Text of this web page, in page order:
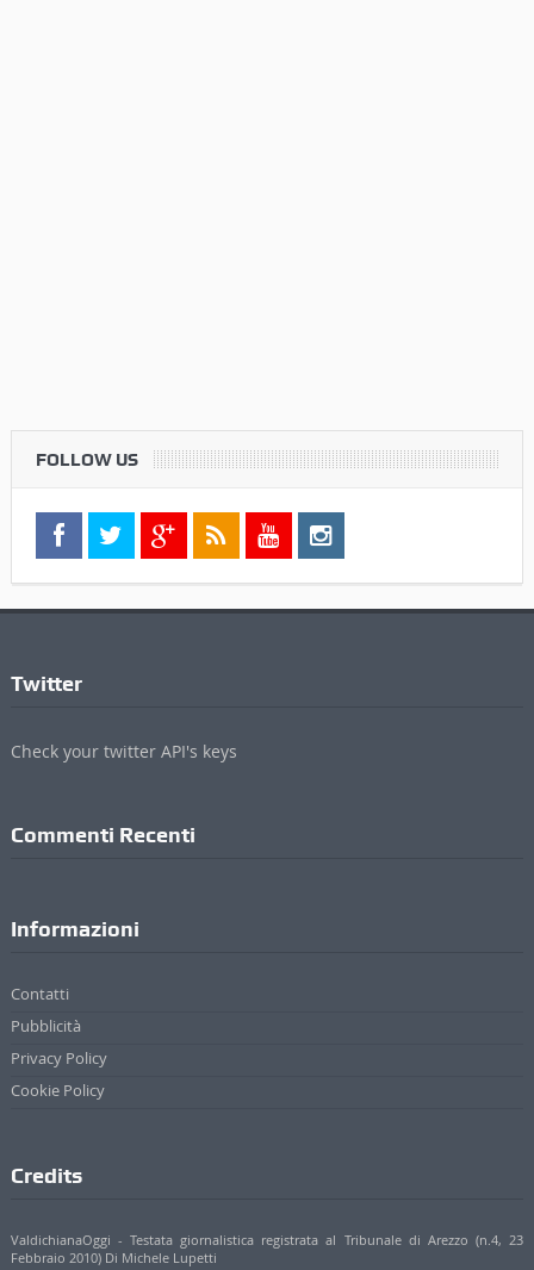
FOLLOW US
Twitter
Check your twitter API's keys
Commenti Recenti
Informazioni
Contatti
Pubblicità
Privacy Policy
Cookie Policy
Credits
ValdichianaOggi - Testata giornalistica registrata al Tribunale di Arezzo (n.4, 23
Febbraio 2010) Di Michele Lupetti